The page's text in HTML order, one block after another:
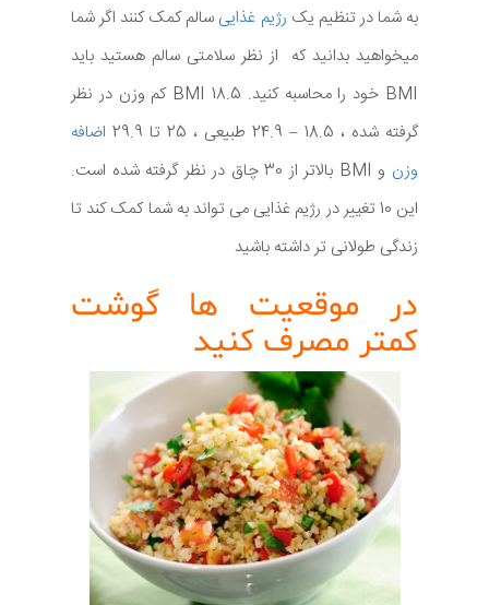
به شما در تنظیم یک رژیم غذایی سالم کمک کنند اگر شما
میخواهید بدانید که از نظر سلامتی سالم هستید باید
BMI خود را محاسبه کنید. BMI 18.5 کم وزن در نظر
گرفته شده ، 18.5 – 24.9 طبیعی ، 25 تا 29.9
اضافه
وزن
و BMI بالاتر از 30 چاق در نظر گرفته شده است.
این 10 تغییر در رژیم غذایی می تواند به شما کمک کند تا
زندگی طولانی تر داشته باشید
در موقعیت ها گوشت
کمتر مصرف کنید